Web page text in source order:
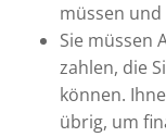
müssen
Sie müssen
zahlen, die
können.
übrig, um